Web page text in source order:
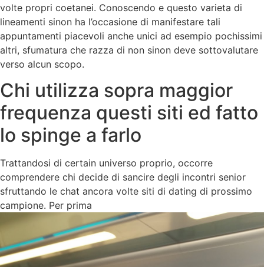
volte propri coetanei. Conoscendo e questo varieta di
lineamenti sinon ha l’occasione di manifestare tali
appuntamenti piacevoli anche unici ad esempio pochissimi
altri, sfumatura che razza di non sinon deve sottovalutare
verso alcun scopo.
Chi utilizza sopra maggior
frequenza questi siti ed fatto
lo spinge a farlo
Trattandosi di certain universo proprio, occorre
comprendere chi decide di sancire degli incontri senior
sfruttando le chat ancora volte siti di dating di prossimo
campione. Per prima